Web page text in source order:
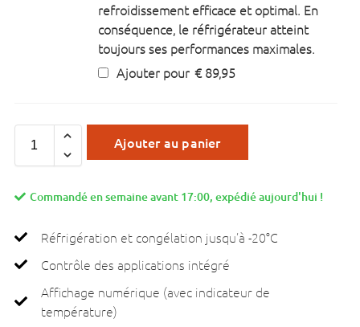
refroidissement efficace et optimal. En
conséquence, le réfrigérateur atteint
toujours ses performances maximales.
Ajouter pour €89,95
Ajouter au panier
Commandé en semaine avant 17:00, expédié aujourd'hui !
Réfrigération et congélation jusqu’à -20°C
Contrôle des applications intégré
Affichage numérique (avec indicateur de
température)